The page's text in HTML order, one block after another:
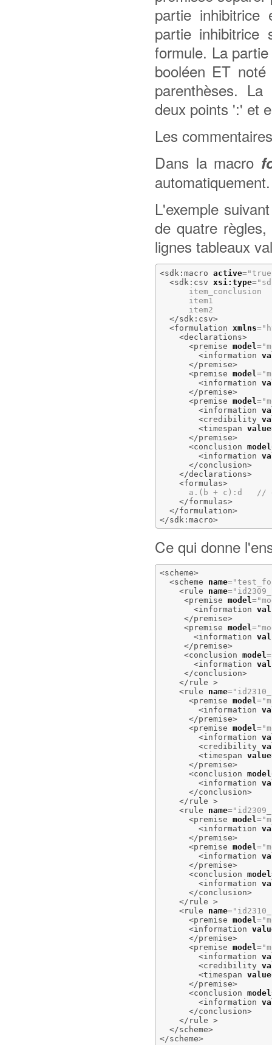
partie
partie
formule. La
booléen ET
parenthèses.
deux points ':' et
Les
Dans la macro
automatiquement.
L'exemple
de quatre
lignes tableaux
<sdk:macro active=
<sdk:csv xsi:type=
      item_conclusion
      item1
      item2
</sdk:csv>
<formulation xmlns=
<declarations>
<premise model =
<information
</premise>
<premise model =
<information
</premise>
<premise model =
<information
<credibility
<timespan value
</premise>
<conclusion model
<information
</conclusion>
</declarations>
<formulas>
a.(b + c):d   //
</formulas>
</formulation>
</sdk:macro>
Ce qui donne
<scheme>
<scheme
name=
<rule
name=
<premise model=
<information
</premise>
<premise model=
<information
</premise>
<conclusion model=
<information
</conclusion>
</rule >
<rule
name=
<premise model=
<information
</premise>
<premise model=
<information
<credibility
<timespan value
</premise>
<conclusion model
<information
</conclusion>
</rule >
<rule
name=
<premise model=
<information
</premise>
<premise model=
<information
</premise>
<conclusion model
<information
</conclusion>
</rule >
<rule
name=
<premise model=
<information
</premise>
<premise model=
<information
<credibility
<timespan value
</premise>
<conclusion model
<information
</conclusion>
</rule >
</scheme>
</scheme>